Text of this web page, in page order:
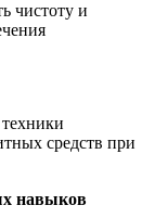
чистоту и
средств при
навыков